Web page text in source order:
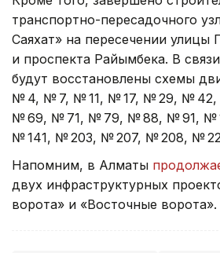
транспортно-пересадочного
Саяхат» на пересечении улицы
и проспекта Райымбека. В
будут восстановлены схемы
№ 4, № 7, № 11, № 17, № 29, №
№ 69, № 71, № 79, № 88, № 91, №
№ 141, № 203, № 207, № 208, №
Напомним, в Алматы
двух инфраструктурных
ворота» и «Восточные ворота».